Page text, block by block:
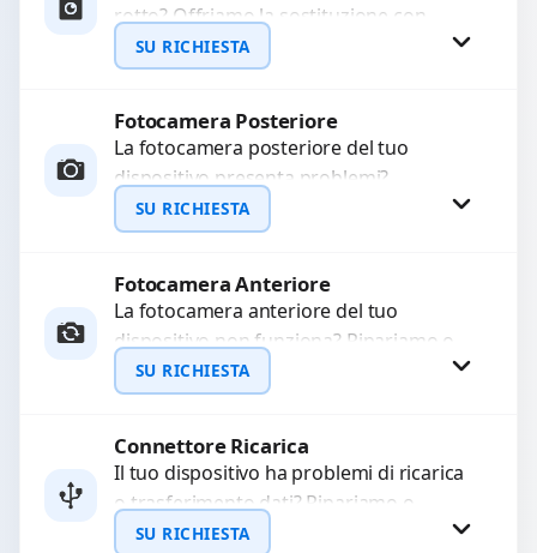
rotto? Offriamo la sostituzione con
ricambi di alta qualità garantiti per 3
mesi....
SU RICHIESTA
Richiedi Preventivo
WhatsApp
Fotocamera Posteriore
La fotocamera posteriore del tuo
dispositivo presenta problemi?
Interveniamo per risolvere guasti come
immagini sfocate, messa a fuoco non
SU RICHIESTA
Richiedi Preventivo
WhatsApp
Fotocamera Anteriore
La fotocamera anteriore del tuo
dispositivo non funziona? Ripariamo o
sostituiamo fotocamere guaste con
problemi come immagini sfocate, messa
SU RICHIESTA
Richiedi Preventivo
WhatsApp
Connettore Ricarica
Il tuo dispositivo ha problemi di ricarica
o trasferimento dati? Ripariamo o
sostituiamo connettori di ricarica guasti,
SU RICHIESTA